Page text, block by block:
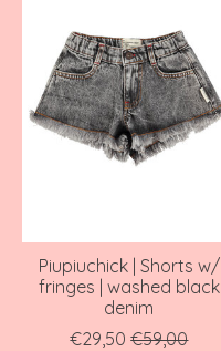
Piupiuchick | Shorts w/
fringes | washed black
denim
€29,50 €59,00